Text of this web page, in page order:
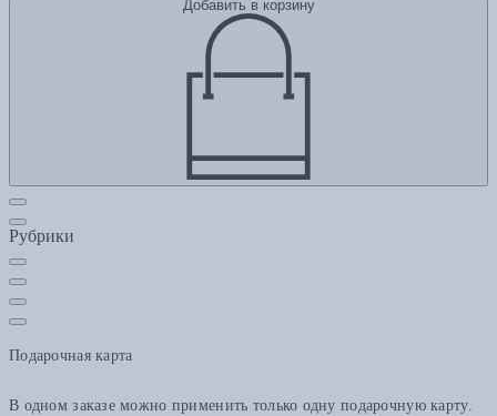
Добавить в корзину
Рубрики
Подарочная карта
В одном заказе можно применить только одну подарочную карту.